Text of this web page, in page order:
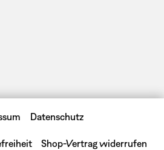
Datenschutz
Shop-Vertrag widerrufen